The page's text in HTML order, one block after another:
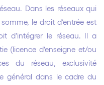
Dans les réseaux qui
le droit d’entrée est
d’intégrer le réseau. Il a
(licence d’enseigne et/ou
du réseau, exclusivité
général dans le cadre du